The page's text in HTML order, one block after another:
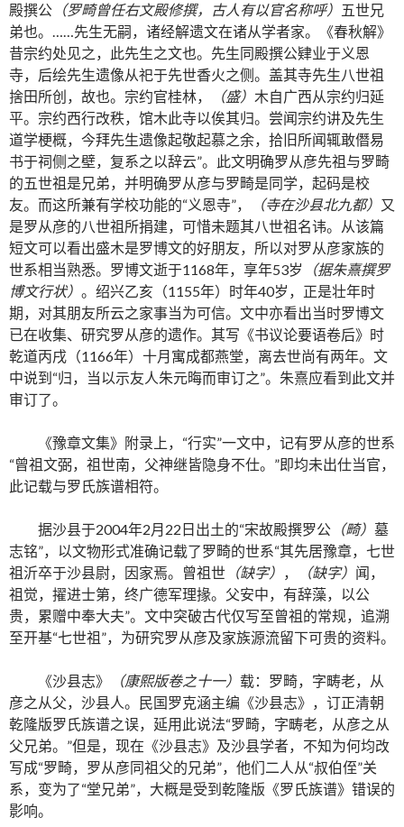
殿撰公 （罗畸曾任右文殿修撰，古人有以官名称呼） 五世兄
弟也。……先生无嗣，诸经解遗文在诸从学者家。《春秋解》
昔宗约处见之，此先生之文也。先生同殿撰公肄业于义恩
寺，后绘先生遗像从祀于先世香火之侧。盖其寺先生八世祖
捨田所创，故也。宗约官桂林，
（盛） 木自广西从宗约归延
平。宗约西行改秩，馆木此寺以俟其归。尝闻宗约讲及先生
道学梗概，今拜先生遗像起敬起慕之余，拾旧所闻辄敢僭易
书于祠侧之壁，复系之以辞云”。此文明确罗从彦先祖与罗畸
的五世祖是兄弟，并明确罗从彦与罗畸是同学，起码是校
友。而这所兼有学校功能的“义恩寺”，
（寺在沙县北九都） 又
是罗从彦的八世祖所捐建，可惜未题其八世祖名讳。从该篇
短文可以看出盛木是罗博文的好朋友，所以对罗从彦家族的
世系相当熟悉。罗博文逝于1168年，享年53岁
（据朱熹撰罗
博文行状） 。绍兴乙亥（1155年）时年40岁，正是壮年时
期，对其朋友所云之家事当为可信。文中亦看出当时罗博文
已在收集、研究罗从彦的遗作。其写《书议论要语卷后》时
乾道丙戌（1166年）十月寓成都燕堂，离去世尚有两年。文
中说到“归，当以示友人朱元晦而审订之”。朱熹应看到此文并
审订了。
《豫章文集》附录上，“行实”一文中，记有罗从彦的世系
“曾祖文弼，祖世南，父神继皆隐身不仕。”即均未出仕当官，
此记载与罗氏族谱相符。
据沙县于2004年2月22日出土的“宋故殿撰罗公 （畸） 墓
志铭”，以文物形式准确记载了罗畸的世系“其先居豫章，七世
祖沂卒于沙县尉，因家焉。曾祖世 （缺字） ， （缺字） 闻，
祖觉，擢进士第，终广德军理掾。父安中，有辞藻，以公
贵，累赠中奉大夫”。文中突破古代仅写至曾祖的常规，追溯
至开基“七世祖”，为研究罗从彦及家族源流留下可贵的资料。
《沙县志》 （康熙版卷之十一） 载：罗畸，字畴老，从
彦之从父，沙县人。民国罗克涵主编《沙县志》，订正清朝
乾隆版罗氏族谱之误，延用此说法“罗畸，字畴老，从彦之从
父兄弟。”但是，现在《沙县志》及沙县学者，不知为何均改
写成“罗畸，罗从彦同祖父的兄弟”，他们二人从“叔伯侄”关
系，变为了“堂兄弟”，大概是受到乾隆版《罗氏族谱》错误的
影响。